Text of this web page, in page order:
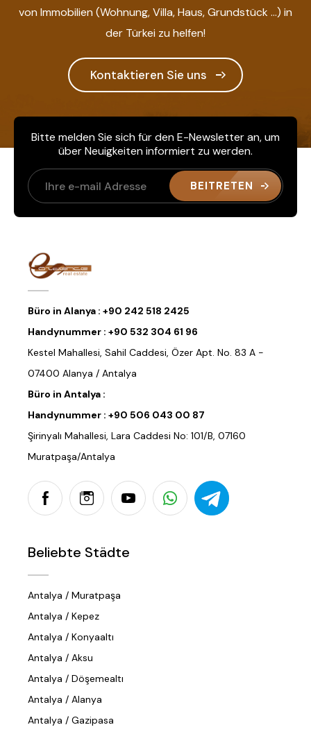
von Immobilien (Wohnung, Villa, Haus, Grundstück ...) in
der Türkei zu helfen!
Kontaktieren Sie uns
Bitte melden Sie sich für den E-Newsletter an, um
über Neuigkeiten informiert zu werden.
BEITRETEN
Büro in Alanya : +90 242 518 2425
Handynummer : +90 532 304 61 96
Kestel Mahallesi, Sahil Caddesi, Özer Apt. No. 83 A -
07400 Alanya / Antalya
Büro in Antalya :
Handynummer : +90 506 043 00 87
Şirinyalı Mahallesi, Lara Caddesi No: 101/B, 07160
Muratpaşa/Antalya
Beliebte Städte
Antalya / Muratpaşa
Antalya / Kepez
Antalya / Konyaaltı
Antalya / Aksu
Antalya / Döşemealtı
Antalya / Alanya
Antalya / Gazipasa